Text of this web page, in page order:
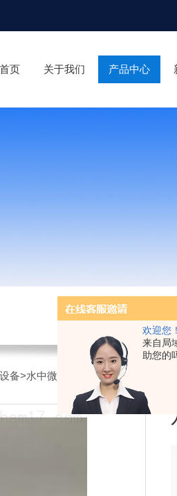
欢迎您！
来自局
助您的
页 关于我们 产品中心
备>水中微生物膜过滤装置